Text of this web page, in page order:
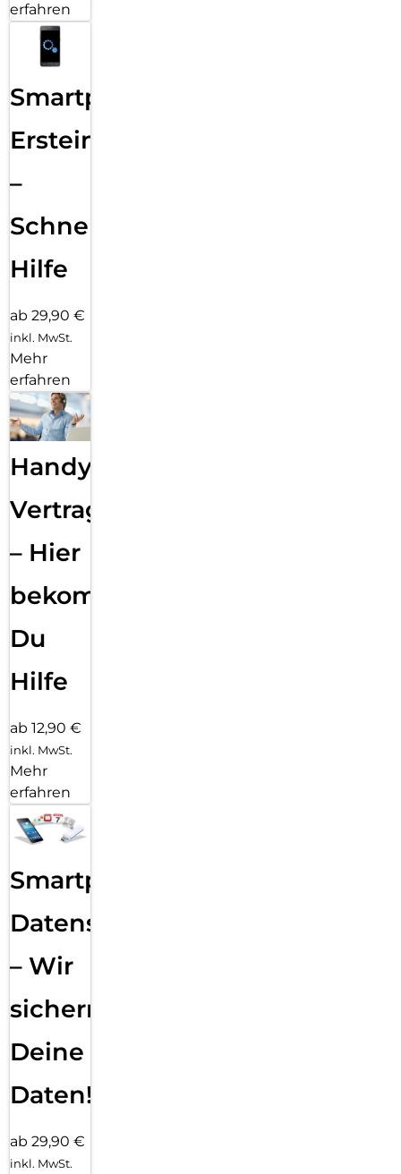
erfahren
Smartphone
Ersteinrichtung
–
Schnelle
Hilfe
ab 29,90 €
inkl. MwSt.
Mehr
erfahren
Handy
Vertragsabwicklung
– Hier
bekommst
Du
Hilfe
ab 12,90 €
inkl. MwSt.
Mehr
erfahren
Smartphone
Datensicherung
– Wir
sichern
Deine
Daten!
ab 29,90 €
inkl. MwSt.